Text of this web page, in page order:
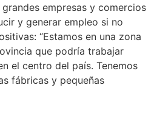
empresas y comercios
y generar empleo si no
: “Estamos en una zona
que podría trabajar
el centro del país. Tenemos
fábricas y pequeñas